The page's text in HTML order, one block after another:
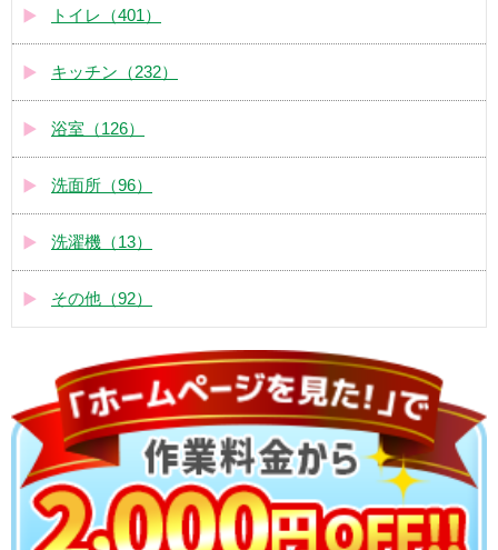
トイレ（401）
キッチン（232）
浴室（126）
洗面所（96）
洗濯機（13）
その他（92）